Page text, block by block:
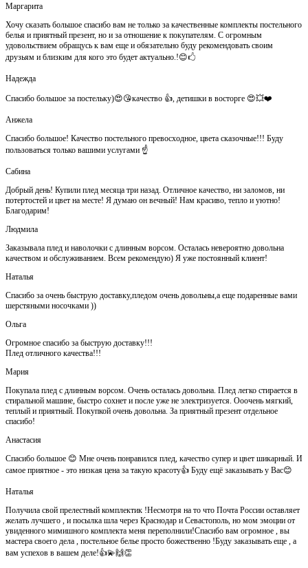
Маргарита
Хочу сказать большое спасибо вам не только за качественные комплекты постельного
белья и приятный презент, но и за отношение к покупателям. С огромным
удовольствием обращусь к вам еще и обязательно буду рекомендовать своим
друзьям и близким для кого это будет актуально.!😊🖒
Надежда
Спасибо большое за постельку)😍😘качество 👍, детишки в восторге 😍💥❤️
Анжела
Спасибо большое! Качество постельного превосходное, цвета сказочные!!! Буду
пользоваться только вашими услугами ☝️
Сабина
Добрый день! Купили плед месяца три назад. Отличное качество, ни заломов, ни
потертостей и цвет на месте! Я думаю он вечный! Нам красиво, тепло и уютно!
Благодарим!
Людмила
Заказывала плед и наволочки с длинным ворсом. Осталась невероятно довольна
качеством и обслуживанием. Всем рекомендую) Я уже постоянный клиент!
Наталья
Спасибо за очень быструю доставку,пледом очень довольны,а еще подаренные вами
шерстяными носочками ))
Ольга
Огромное спасибо за быструю доставку!!!
Плед отличного качества!!!
Мария
Покупала плед с длинным ворсом. Очень осталась довольна. Плед легко стирается в
стиральной машине, быстро сохнет и после уже не электризуется. Ооочень мягкий,
теплый и приятный. Покупкой очень довольна. За приятный презент отдельное
спасибо!
Анастасия
Спасибо большое 😊 Мне очень понравился плед, качество супер и цвет шикарный. И
самое приятное - это низкая цена за такую красоту👍 Буду ещё заказывать у Вас😊
Наталья
Получила свой прелестный комплектик !Несмотря на то что Почта России оставляет
желать лучшего , и посылка шла через Краснодар и Севастополь, но мом эмоции от
увиденного мимишного комплекта меня переполнили!Спасибо вам огромное , вы
мастера своего дела , постельное белье просто божественно !Буду заказывать еще , а
вам успехов в вашем деле!👍💫🙌👏